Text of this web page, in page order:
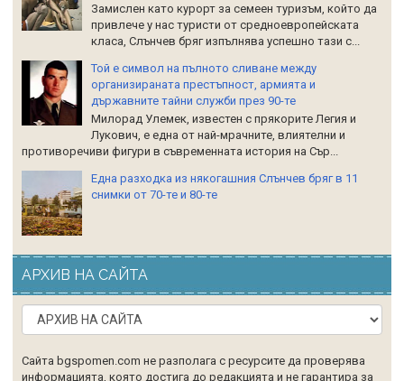
Замислен като курорт за семеен туризъм, който да
привлече у нас туристи от средноевропейската
класа, Слънчев бряг изпълнява успешно тази с...
Той е символ на пълното сливане между
организираната престъпност, армията и
държавните тайни служби през 90-те
Милорад Улемек, известен с прякорите Легия и
Лукович, е една от най-мрачните, влиятелни и
противоречиви фигури в съвременната история на Сър...
Една разходка из някогашния Слънчев бряг в 11
снимки от 70-те и 80-те
АРХИВ НА САЙТА
Сайта bgspomen.com не разполага с ресурсите да проверява
информацията, която достига до редакцията и не гарантира за